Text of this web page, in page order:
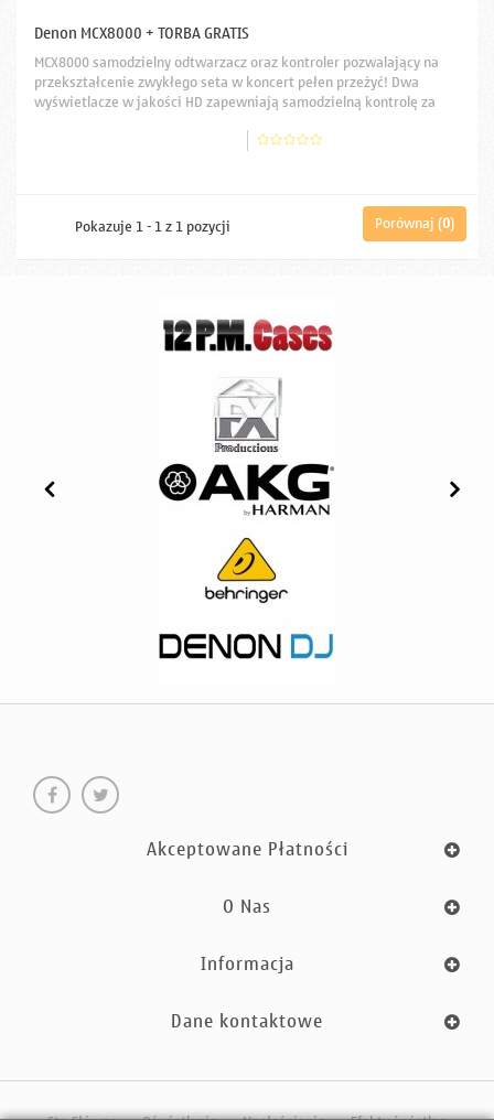
Denon MCX8000 + TORBA GRATIS
MCX8000 samodzielny odtwarzacz oraz kontroler pozwalający na
przekształcenie zwykłego seta w koncert pełen przeżyć! Dwa
wyświetlacze w jakości HD zapewniają samodzielną kontrolę za
użyciu aplikacji Serato DJ. Ten 4-kanałowy cyfrowy mikser
Pokazuje 1 - 1 z 1 pozycji
Porównaj (0)
Akceptowane Płatności
O Nas
Informacja
Dane kontaktowe